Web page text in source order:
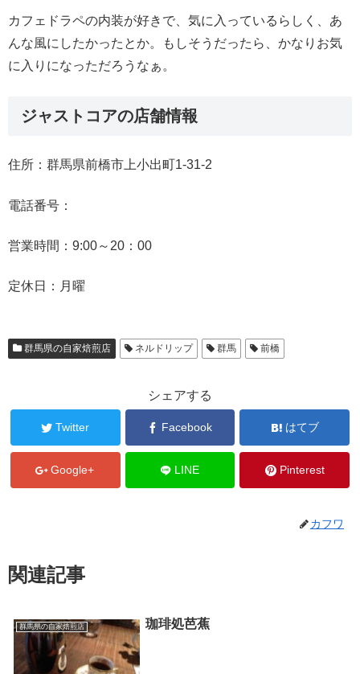
カフェドラペの内装が好きで、気に入っているらしく、あ
んな風にしたかったとか。もしそうだったら、かなりお気
に入りになっただろうなぁ。
ジャストコアの店舗情報
住所：群馬県前橋市上小出町1-31-2
電話番号：
営業時間：9:00～20：00
定休日：月曜
群馬県の自家焙煎店 ネルドリップ 群馬 前橋
シェアする
Twitter Facebook はてブ
Google+ LINE Pinterest
カフワ
関連記事
群馬県の自家焙煎店 珈琲処芭蕉